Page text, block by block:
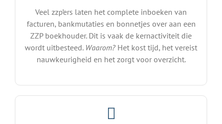
Veel zzp’ers laten het complete inboeken van
facturen, bankmutaties en bonnetjes over aan een
ZZP boekhouder. Dit is vaak de kernactiviteit die
wordt uitbesteed. Waarom? Het kost tijd, het vereist
nauwkeurigheid en het zorgt voor overzicht.